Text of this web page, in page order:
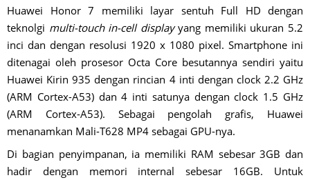
Huawei Honor 7 memiliki layar sentuh Full HD dengan
teknolgi multi-touch in-cell displayyang memiliki ukuran 5.2
inci dan dengan resolusi 1920 x 1080 pixel. Smartphone ini
ditenagai oleh prosesor Octa Core besutannya sendiri yaitu
Huawei Kirin 935 dengan rincian 4 inti dengan clock 2.2 GHz
(ARM Cortex-A53) dan 4 inti satunya dengan clock 1.5 GHz
(ARM Cortex-A53). Sebagai pengolah grafis, Huawei
menanamkan Mali-T628 MP4 sebagai GPU-nya.
Di bagian penyimpanan, ia memiliki RAM sebesar 3GB dan
hadir dengan memori internal sebesar 16GB. Untuk